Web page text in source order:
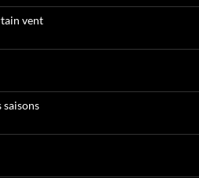
vent
saisons